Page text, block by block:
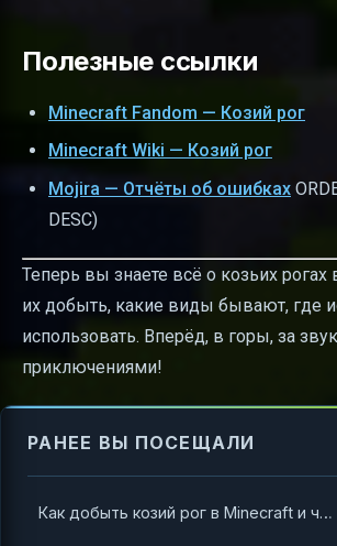
Полезные ссылки
Minecraft Fandom — Козий рог
Minecraft Wiki — Козий рог
Mojira — Отчёты об ошибках
DESC)
Теперь вы знаете всё о козьих рогах
их добыть, какие виды бывают, где
использовать. Вперёд, в горы, за
приключениями!
РАНЕЕ ВЫ ПОСЕЩАЛИ
Как добыть козий рог в Minecraft и что с ним делать